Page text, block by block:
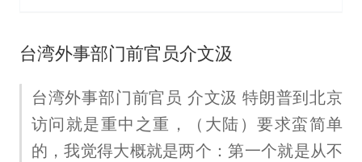
台湾外事部门前官员介文汲
台湾外事部门前官员 介文汲 特朗普到北京
访问就是重中之重，（大陆）要求蛮简单
的，我觉得大概就是两个：第一个就是从不